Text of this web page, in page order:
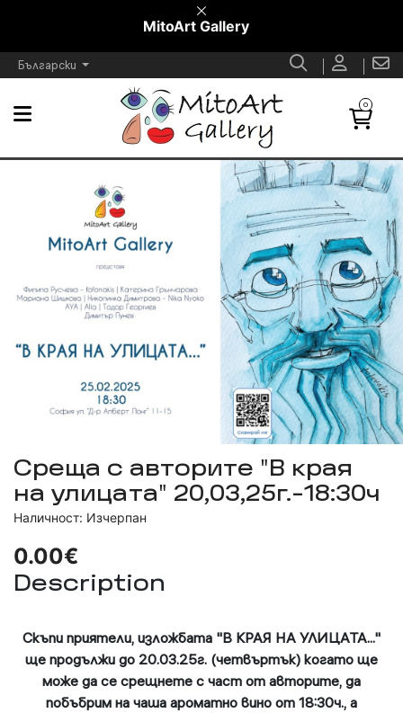
MitoArt Gallery
Български
0
Среща с авторите "В края
на улицата" 20,03,25г.-18:30ч
Наличност: Изчерпан
0.00€
Description
Скъпи приятели, изложбата "В КРАЯ НА УЛИЦАТА..."
ще продължи до 20.03.25г. (четвъртък) когато ще
може да се срещнете с част от авторите, да
побъбрим на чаша ароматно вино от 18:30ч., а